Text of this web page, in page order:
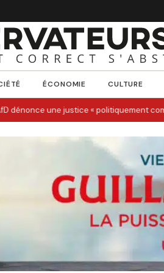
ÉCONOMIE CULTURE
dénonce une justice « politiquement